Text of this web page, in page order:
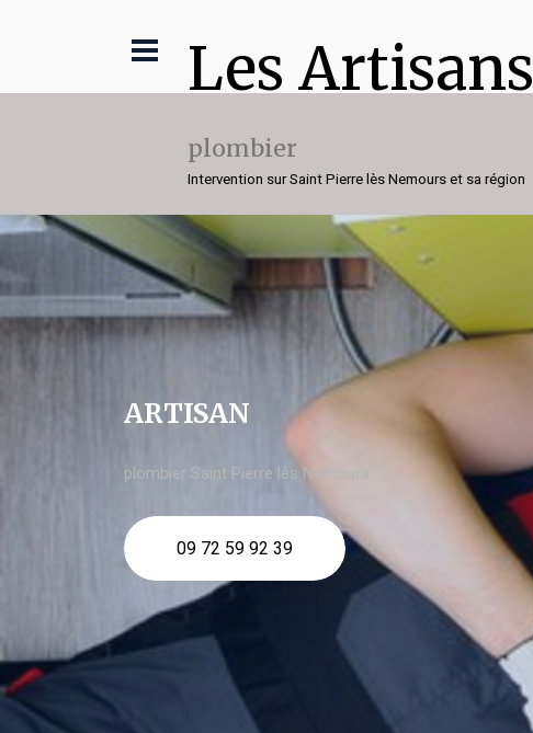
Les Artisans
plombier
Intervention sur Saint Pierre lès Nemours et sa région
ARTISAN
plombier Saint Pierre lès Nemours
09 72 59 92 39